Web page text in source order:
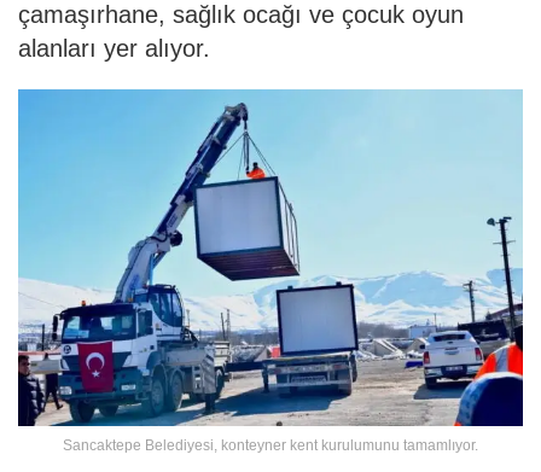
çamaşırhane, sağlık ocağı ve çocuk oyun
alanları yer alıyor.
Sancaktepe Belediyesi, konteyner kent kurulumunu tamamlıyor.